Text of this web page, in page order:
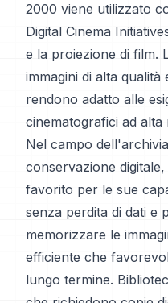
2000 viene utilizzato
Digital Cinema
e la proiezione di film.
immagini di alta qualità
rendono adatto alle
cinematografici ad alta
Nel campo
conservazione
favorito per le sue
senza perdita di dati e
memorizzare le
efficiente che
lungo termine.